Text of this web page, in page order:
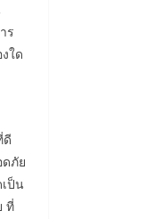
ร
ใด
ดี
ภัย
ป็น
ที่